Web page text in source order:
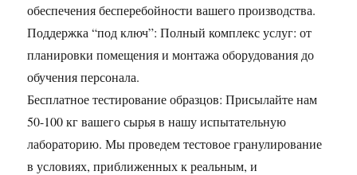
обеспечения бесперебойности вашего производства.
Поддержка “под ключ”: Полный комплекс услуг: от
планировки помещения и монтажа оборудования до
обучения персонала.
Бесплатное тестирование образцов: Присылайте нам
50-100 кг вашего сырья в нашу испытательную
лабораторию. Мы проведем тестовое гранулирование
в условиях, приближенных к реальным, и